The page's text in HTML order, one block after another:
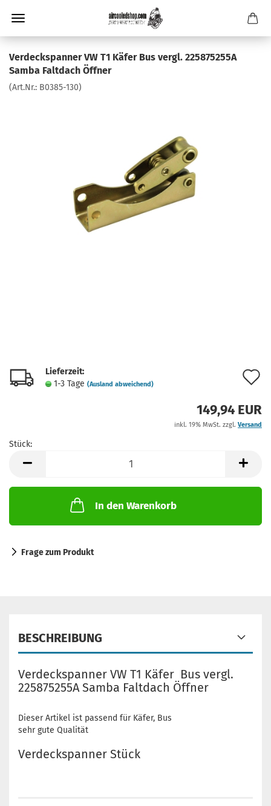
Verdeckspanner VW T1 Käfer Bus vergl. 225875255A
Samba Faltdach Öffner
(Art.Nr.: B0385-130)
Lieferzeit:
1-3 Tage (Ausland abweichend)
149,94 EUR
inkl. 19% MwSt. zzgl. Versand
Stück:
In den Warenkorb
Frage zum Produkt
BESCHREIBUNG
Verdeckspanner VW T1 Käfer Bus vergl.
225875255A Samba Faltdach Öffner
Dieser Artikel ist passend für Käfer, Bus
sehr gute Qualität
Verdeckspanner Stück